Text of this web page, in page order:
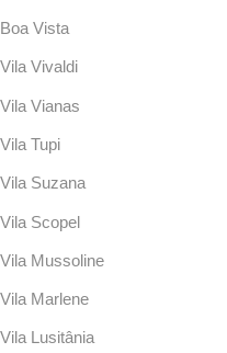
Vista
Vivaldi
Vianas
Tupi
Suzana
Scopel
Mussoline
Marlene
Lusitânia